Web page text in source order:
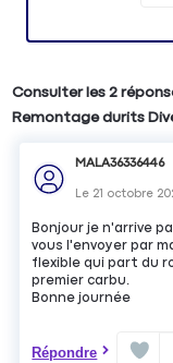
Consulter les 2
Remontage durits
MALA36336446
Le 21 octobre
Bonjour je n'arrive
vous l'envoyer par
flexible qui part du
premier carbu.
Bonne journée
Répondre